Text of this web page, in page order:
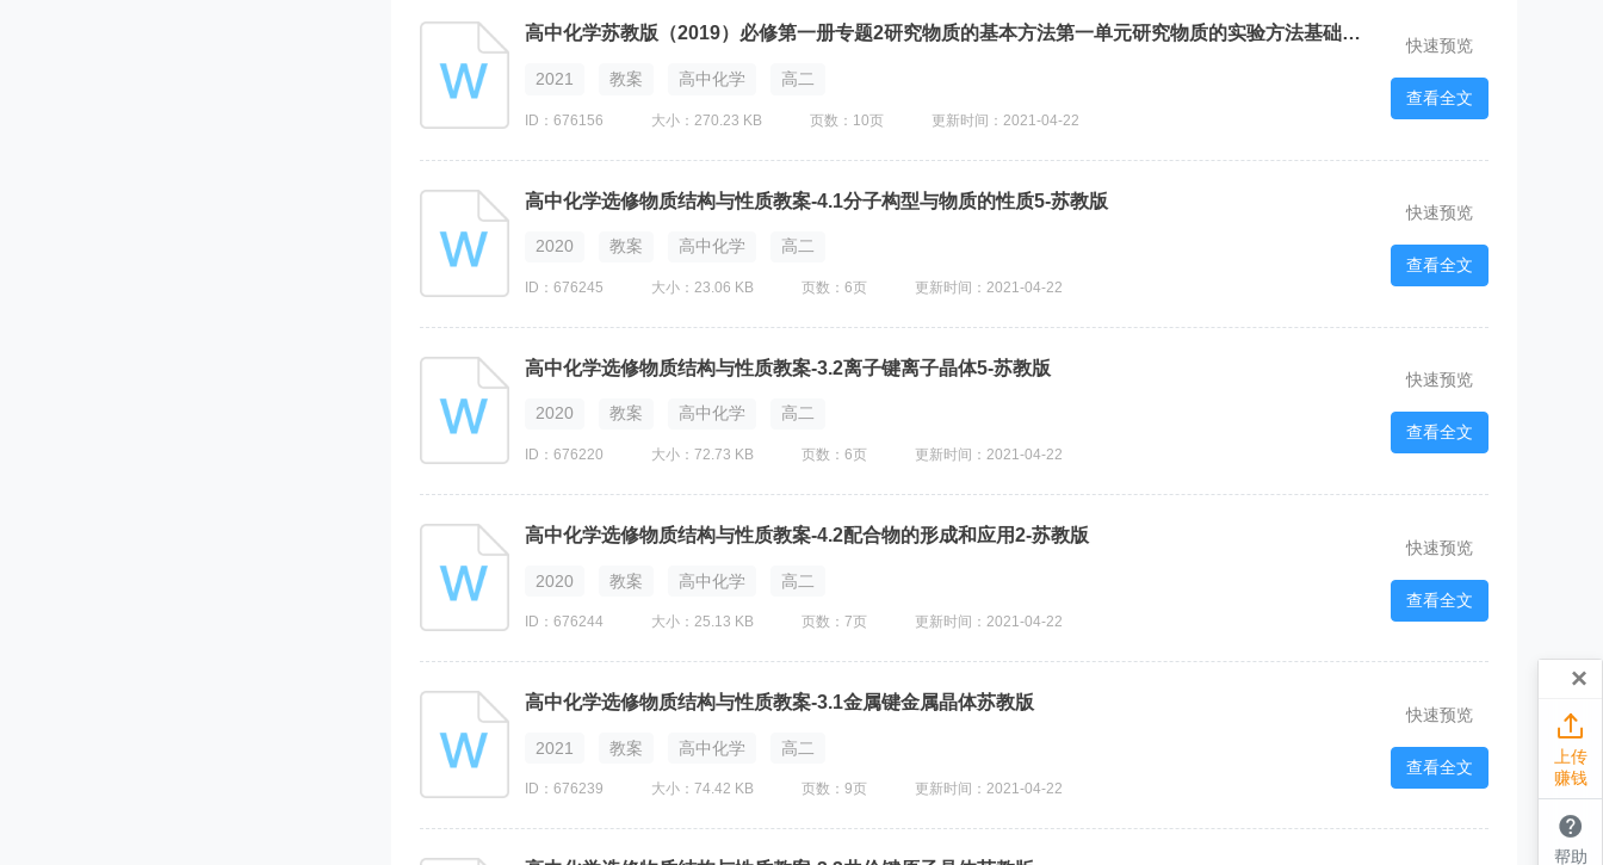
高中化学苏教版（2019）必修第一册专题2研究物质的基本方法第一单元研究物质的实验方法基础训练
2021 教案 高中化学 高二
ID：676156 大小：270.23 KB 页数：10页 更新时间：2021-04-22
快速预览
查看全文
高中化学选修物质结构与性质教案-4.1分子构型与物质的性质5-苏教版
2020 教案 高中化学 高二
ID：676245 大小：23.06 KB 页数：6页 更新时间：2021-04-22
快速预览
查看全文
高中化学选修物质结构与性质教案-3.2离子键离子晶体5-苏教版
2020 教案 高中化学 高二
ID：676220 大小：72.73 KB 页数：6页 更新时间：2021-04-22
快速预览
查看全文
高中化学选修物质结构与性质教案-4.2配合物的形成和应用2-苏教版
2020 教案 高中化学 高二
ID：676244 大小：25.13 KB 页数：7页 更新时间：2021-04-22
快速预览
查看全文
高中化学选修物质结构与性质教案-3.1金属键金属晶体苏教版
2021 教案 高中化学 高二
ID：676239 大小：74.42 KB 页数：9页 更新时间：2021-04-22
快速预览
查看全文
×

上传
赚钱

帮助